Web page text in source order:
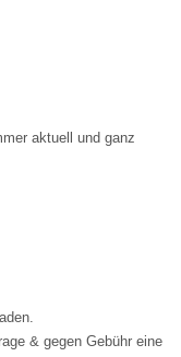
aktuell und ganz
& gegen Gebühr eine